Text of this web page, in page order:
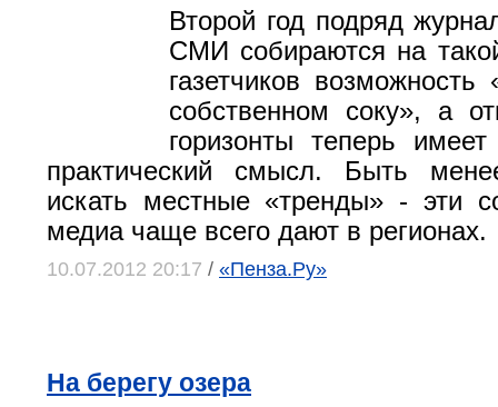
Второй год подряд
СМИ собираются на
газетчиков возможность
собственном соку», а
горизонты теперь
практический смысл. Быть
искать местные «тренды» - эти
медиа чаще всего дают в регионах.
10.07.2012 20:17 / «Пенза.Ру»
На берегу озера